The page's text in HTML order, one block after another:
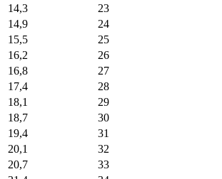
14,3
23
14,9
24
15,5
25
16,2
26
16,8
27
17,4
28
18,1
29
18,7
30
19,4
31
20,1
32
20,7
33